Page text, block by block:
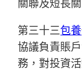
關聯及短長關
第三十三包養
協議負責賬
務，對投資